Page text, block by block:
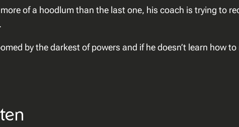
n
a
of a hoodlum than the last one, his coach is trying to
by the darkest of powers and if he doesn’t learn how